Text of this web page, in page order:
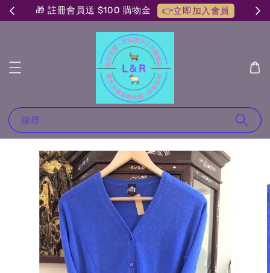
🎁 註冊會員送 $100 購物金 👉立即加入會員
搜尋